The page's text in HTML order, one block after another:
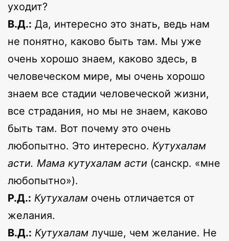
уходит?
В.Д.: Да, интересно это знать, ведь нам
не понятно, каково быть там. Мы уже
очень хорошо знаем, каково здесь, в
человеческом мире, мы очень хорошо
знаем все стадии человеческой жизни,
все страдания, но мы не знаем, каково
быть там. Вот почему это очень
любопытно. Это интересно. Кутухалам
асти. Мама кутухалам асти (санскр. «мне
любопытно»).
Р.Д.: Кутухалам очень отличается от
желания.
В.Д.: Кутухалам лучше, чем желание. Не